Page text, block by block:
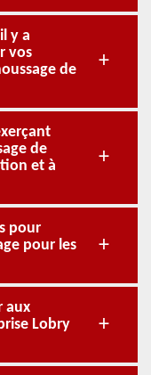
y a
vos
de
de
et à
pour
pour les
aux
Lobry